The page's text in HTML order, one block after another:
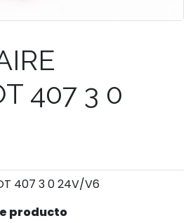
407 3 0
407 3 0 24V/V6
producto